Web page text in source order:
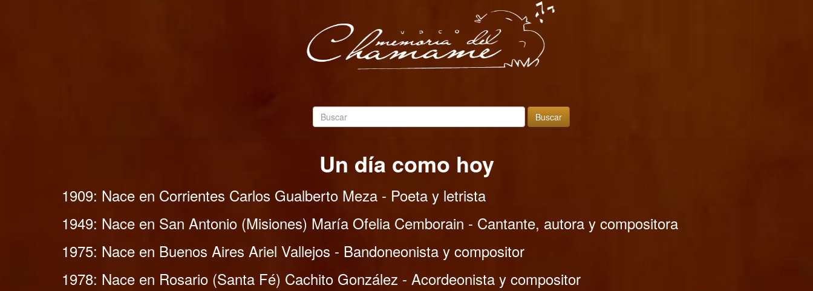
Buscar
Un día como hoy
1909: Nace en Corrientes Carlos Gualberto Meza - Poeta y letrista
1949: Nace en San Antonio (Misiones) María Ofelia Cemborain - Cantante, autora y compositora
1975: Nace en Buenos Aires Ariel Vallejos - Bandoneonista y compositor
1978: Nace en Rosario (Santa Fé) Cachito González - Acordeonista y compositor